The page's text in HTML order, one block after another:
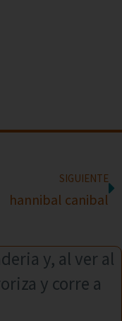
SIGUIENTE
hannibal canibal
y, al ver al
y corre a